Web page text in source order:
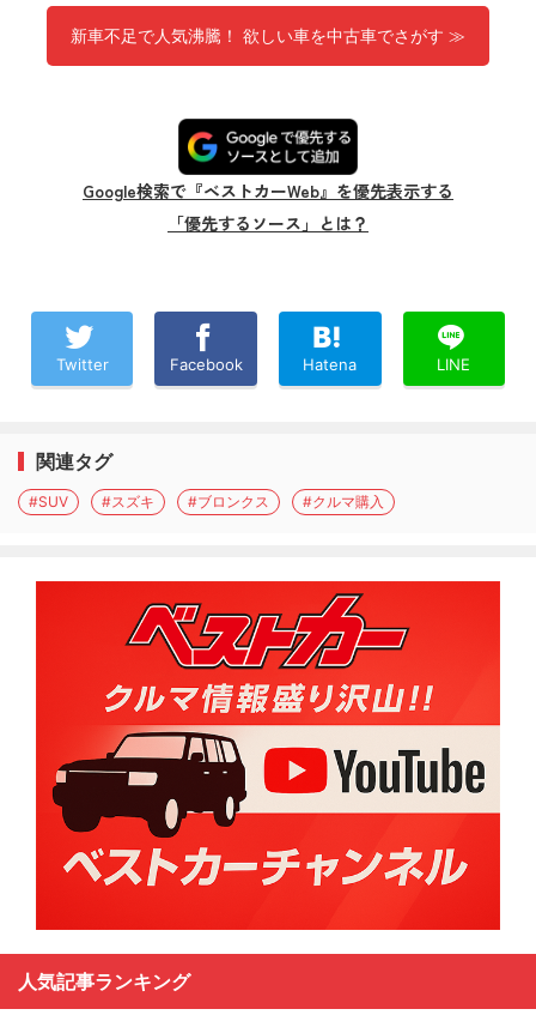
新車不足で人気沸騰！ 欲しい車を中古車でさがす ≫
Google検索で『ベストカーWeb』を優先表示する
「優先するソース」とは？
Twitter Facebook Hatena LINE
関連タグ
#SUV #スズキ #ブロンクス #クルマ購入
人気記事ランキング